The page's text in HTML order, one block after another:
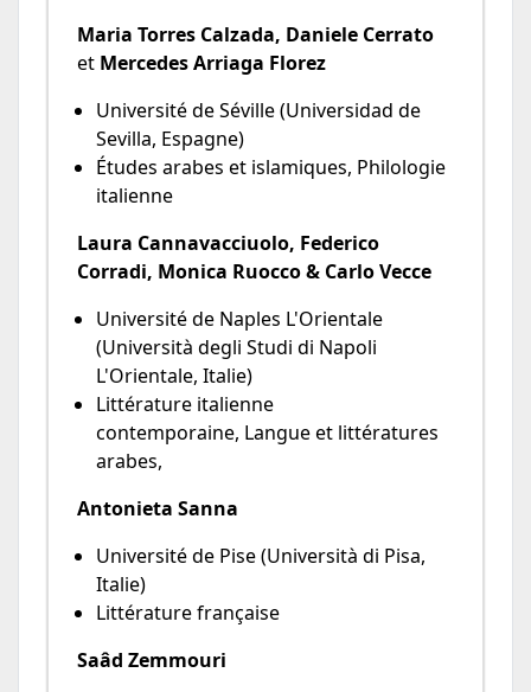
Maria Torres Calzada, Daniele Cerrato
et Mercedes Arriaga Florez
Université de Séville (Universidad de
Sevilla, Espagne)
Études arabes et islamiques, Philologie
italienne
Laura Cannavacciuolo, Federico
Corradi, Monica Ruocco & Carlo Vecce
Université de Naples L'Orientale
(Università degli Studi di Napoli
L'Orientale, Italie)
Littérature italienne
contemporaine, Langue et littératures
arabes,
Antonieta Sanna
Université de Pise (Università di Pisa,
Italie)
Littérature française
Saâd Zemmouri